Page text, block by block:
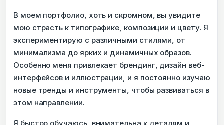
В моем портфолио, хоть и скромном, вы увидите
мою страсть к типографике, композиции и цвету. Я
экспериментирую с различными стилями, от
минимализма до ярких и динамичных образов.
Особенно меня привлекает брендинг, дизайн веб-
интерфейсов и иллюстрации, и я постоянно изучаю
новые тренды и инструменты, чтобы развиваться в
этом направлении.
Я быстро обучаюсь, внимательна к деталям и